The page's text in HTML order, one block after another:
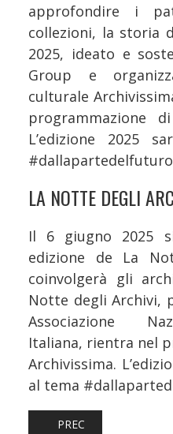
approfondire i
collezioni, la storia
2025, ideato e
Group e
culturale
programmazione
L’edizione 2025
LA NOTTE DEGLI
Il 6 giugno 2025
edizione de La
coinvolgerà gli
Notte degli Archivi,
Associazione
Italiana, rientra nel
Archivissima.
al tema
ARTICOLO
PREC